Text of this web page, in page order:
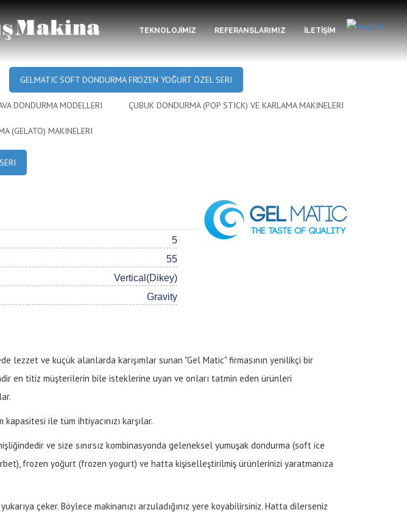
TEKNOLOJİMİZ REFERANSLARIMIZ İLETİŞİM
GELMATIC SOFT DONDURMA FROZEN YOĞURT ÖZEL SERI
DONDURMA MODELLERI ÇUBUK DONDURMA (POP STICK) VE KARLAMA MAKINELERI
(GELATO) MAKINELERI
5
55
Vertical(Dikey)
Gravity
lezzet ve küçük alanlarda karışımlar sunan "Gel Matic" firmasının yenilikçi bir
en titiz müşterilerin bile isteklerine uyan ve onları tatmin eden ürünleri
ile tüm ihtiyacınızı karşılar.
ve size sınırsız kombinasyonda geleneksel yumuşak dondurma (soft ice
frozen yoğurt (frozen yogurt) ve hatta kişiselleştirilmiş ürünlerinizi yaratmanıza
çeker. Böylece makinanızı arzuladığınız yere koyabilirsiniz. Hatta dilerseniz